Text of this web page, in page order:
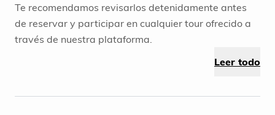
Te recomendamos revisarlos detenidamente antes
de reservar y participar en cualquier tour ofrecido a
través de nuestra plataforma.
Leer todo